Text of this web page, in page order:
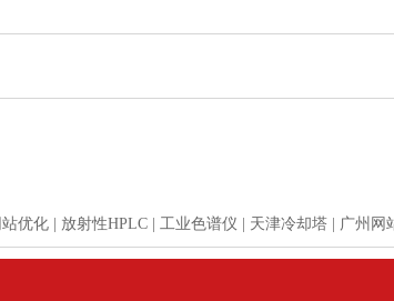
优化 放射性HPLC 工业色谱仪 天津冷却塔 广州网